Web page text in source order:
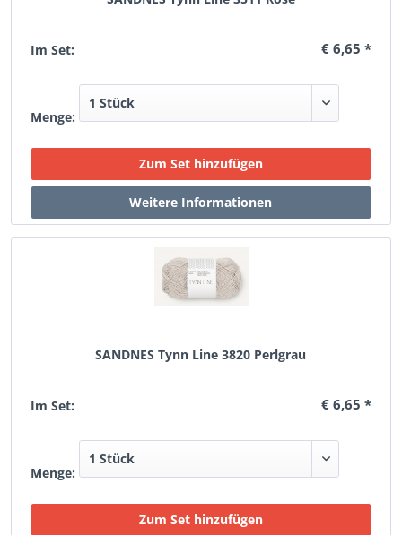
Im Set: € 6,65 *
Menge:
SANDNES Tynn Line 3820 Perlgrau
Im Set: € 6,65 *
Menge: